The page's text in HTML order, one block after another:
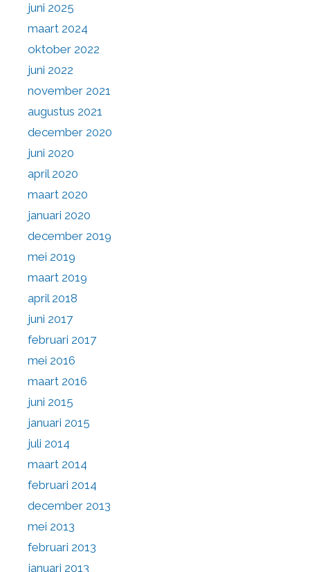
juni 2025
maart 2024
oktober 2022
juni 2022
november 2021
augustus 2021
december 2020
juni 2020
april 2020
maart 2020
januari 2020
december 2019
mei 2019
maart 2019
april 2018
juni 2017
februari 2017
mei 2016
maart 2016
juni 2015
januari 2015
juli 2014
maart 2014
februari 2014
december 2013
mei 2013
februari 2013
januari 2013